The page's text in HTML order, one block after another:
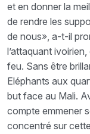
et en donner la
de rendre les
de nous», a-t-il
l’attaquant
feu. Sans être
Eléphants aux
but face au Mali.
compte emmener
concentré sur